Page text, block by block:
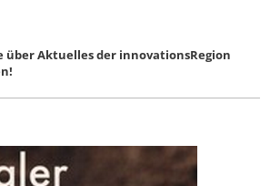
über Aktuelles der innovationsRegion